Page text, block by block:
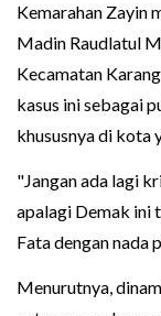
Kemarahan Zayin
Madin Raudlatul
Kecamatan
kasus ini sebagai
khususnya di kota
"Jangan ada lagi
apalagi Demak ini
Fata dengan nada
Menurutnya,